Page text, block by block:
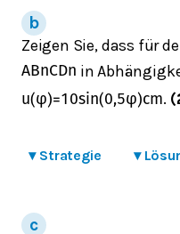
Zeigen Sie, dass für
ABnCDn in
u(φ)=10sin(0,5φ)cm.
▾ Strategie ▾